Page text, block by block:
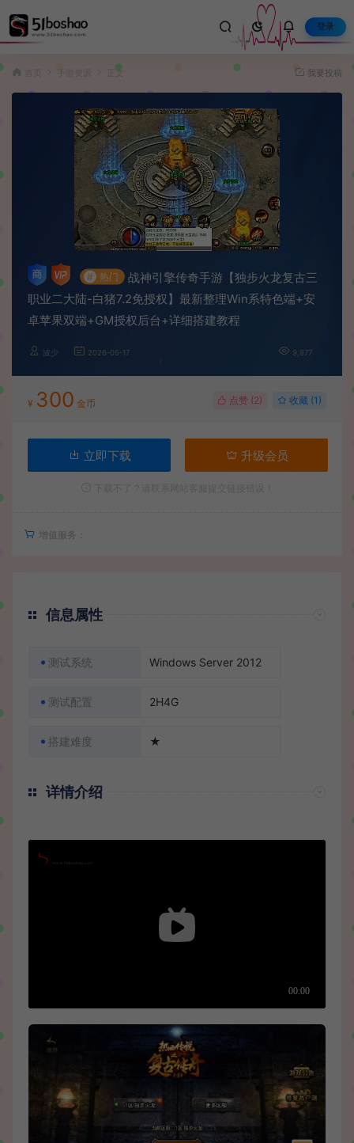
登录
手游资源 正文 我要投稿
# 热门
战神引擎传奇手游【独步火龙复古三
职业二大陆-白猪7.2免授权】最新整理Win系特色端+安
卓苹果双端+GM授权后台+详细搭建教程
波少 2026-05-17 9,877
¥ 300 金币 点赞 (2) 收藏 (1)
立即下载 升级会员
增值服务：
信息属性
测试系统 Windows Server 2012
测试配置 2H4G
搭建难度 ★
详情介绍